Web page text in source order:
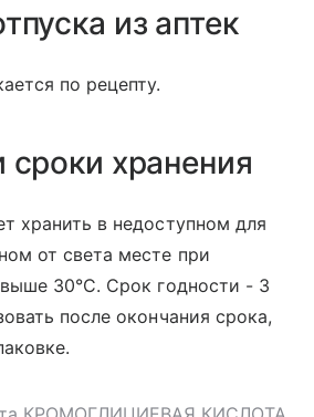
из аптек
по рецепту.
сроки хранения
хранить в недоступном для
от света месте при
30°С. Срок годности - 3
после окончания срока,